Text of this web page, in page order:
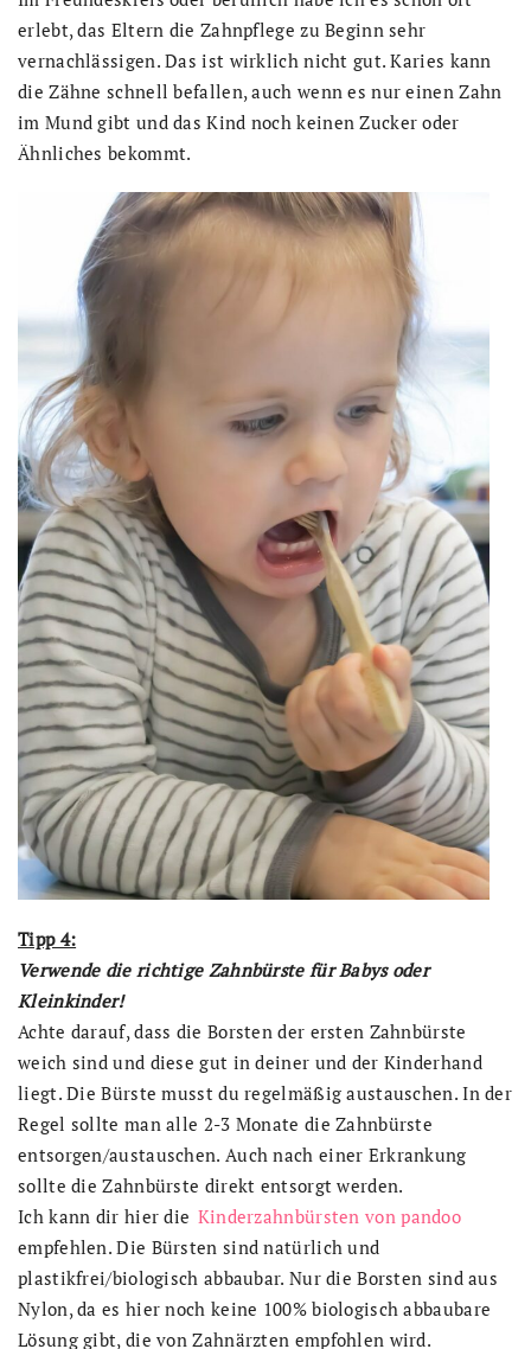
erlebt, das Eltern die Zahnpflege zu Beginn sehr
vernachlässigen. Das ist wirklich nicht gut. Karies kann
die Zähne schnell befallen, auch wenn es nur einen Zahn
im Mund gibt und das Kind noch keinen Zucker oder
Ähnliches bekommt.
Tipp 4:
Verwende die richtige Zahnbürste für Babys oder
Kleinkinder!
Achte darauf, dass die Borsten der ersten Zahnbürste
weich sind und diese gut in deiner und der Kinderhand
liegt. Die Bürste musst du regelmäßig austauschen. In der
Regel sollte man alle 2-3 Monate die Zahnbürste
entsorgen/austauschen. Auch nach einer Erkrankung
sollte die Zahnbürste direkt entsorgt werden.
Ich kann dir hier die Kinderzahnbürsten von pandoo
empfehlen. Die Bürsten sind natürlich und
plastikfrei/biologisch abbaubar. Nur die Borsten sind aus
Nylon, da es hier noch keine 100% biologisch abbaubare
Lösung gibt, die von Zahnärzten empfohlen wird.